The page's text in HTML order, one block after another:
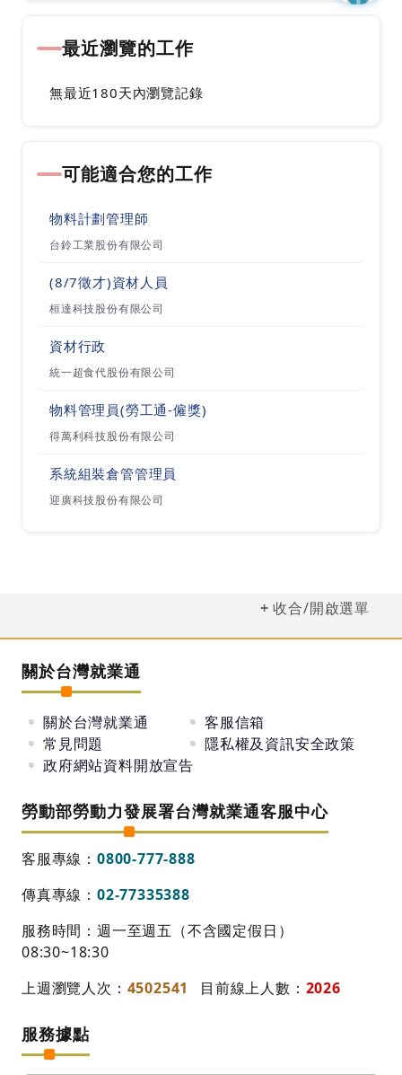
捷創雖非眾所皆知的知名大廠，但我們十多年
來，秉持著一步一腳印，持續改善的精神，
業；我們以半導體測試技術為核心，提供製造商
包含台灣、上海、北京、新加坡、馬來西亞、泰國
期許能成為半導體測試的專業整合級領導者。
我們重視品質：
於2010年順利導入ISO 9001：2008認證，每年
藉由定期及客觀的檢視，達到持續改善，進而提升
我們的服務品質及價值；
我們重視流程管理：
有效提升在業務、財務、客服、倉管、人資和採購
我們重視我們的每一位員工：
捷創管理團隊盡心提供良好工作環境及學習空間，
實施員工分紅及季獎金制度，
針對不同職務規劃補助及福利制度，成立職工福利
自主人性化的管理模式，期盼能使每位在捷創大家
歡迎期盼自身專長能有更多發揮空間的您一起加入
我們的行列 !
最近瀏覽的工作
無最近180天內瀏覽記錄
可能適合您的工作
物料計劃管理師
台鈴工業股份有限公司
(8/7徵才)資材人員
桓達科技股份有限公司
資材行政
統一超食代股份有限公司
物料管理員(勞工通-僱獎)
得萬利科技股份有限公司
系統組裝倉管管理員
迎廣科技股份有限公司
收合/開啟選單
關於台灣就業通
關於台灣就業通
客服信箱
常見問題
隱私權及資訊安全政策
政府網站資料開放宣告
勞動部勞動力發展署台灣就業通客服中心
客服專線： 0800-777-888
傳真專線： 02-77335388
服務時間：週一至週五（不含國定假日）
08:30~18:30
上週瀏覽人次： 4502541 目前線上人數： 2026
服務據點